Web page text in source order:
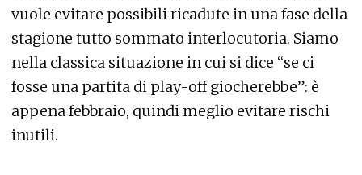
vuole evitare possibili ricadute in una fase della
stagione tutto sommato interlocutoria. Siamo
nella classica situazione in cui si dice “se ci
fosse una partita di play-off giocherebbe”: è
appena febbraio, quindi meglio evitare rischi
inutili.